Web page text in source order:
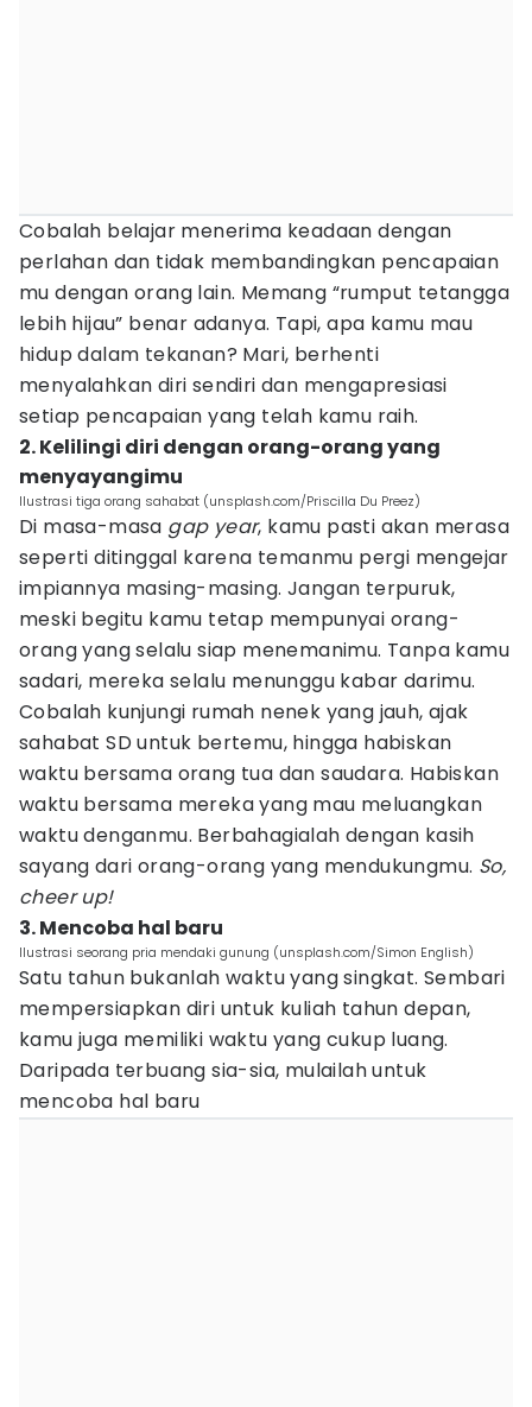
Cobalah belajar menerima keadaan dengan
perlahan dan tidak membandingkan pencapaian
mu dengan orang lain. Memang “rumput tetangga
lebih hijau” benar adanya. Tapi, apa kamu mau
hidup dalam tekanan? Mari, berhenti
menyalahkan diri sendiri dan mengapresiasi
setiap pencapaian yang telah kamu raih.
2. Kelilingi diri dengan orang-orang yang
menyayangimu
Ilustrasi tiga orang sahabat (unsplash.com/Priscilla Du Preez)
Di masa-masa gap year, kamu pasti akan merasa
seperti ditinggal karena temanmu pergi mengejar
impiannya masing-masing. Jangan terpuruk,
meski begitu kamu tetap mempunyai orang-
orang yang selalu siap menemanimu. Tanpa kamu
sadari, mereka selalu menunggu kabar darimu.
Cobalah kunjungi rumah nenek yang jauh, ajak
sahabat SD untuk bertemu, hingga habiskan
waktu bersama orang tua dan saudara. Habiskan
waktu bersama mereka yang mau meluangkan
waktu denganmu. Berbahagialah dengan kasih
sayang dari orang-orang yang mendukungmu. So,
cheer up!
3. Mencoba hal baru
Ilustrasi seorang pria mendaki gunung (unsplash.com/Simon English)
Satu tahun bukanlah waktu yang singkat. Sembari
mempersiapkan diri untuk kuliah tahun depan,
kamu juga memiliki waktu yang cukup luang.
Daripada terbuang sia-sia, mulailah untuk
mencoba hal baru